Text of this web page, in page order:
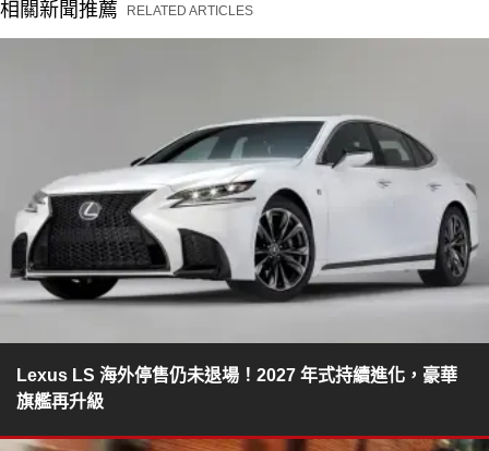
相關新聞推薦 RELATED ARTICLES
Lexus LS 海外停售仍未退場！2027 年式持續進化，豪華
旗艦再升級